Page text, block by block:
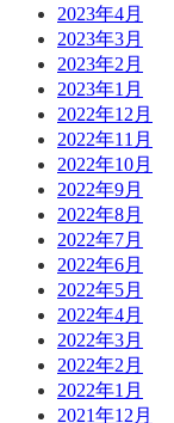
2023年4月
2023年3月
2023年2月
2023年1月
2022年12月
2022年11月
2022年10月
2022年9月
2022年8月
2022年7月
2022年6月
2022年5月
2022年4月
2022年3月
2022年2月
2022年1月
2021年12月